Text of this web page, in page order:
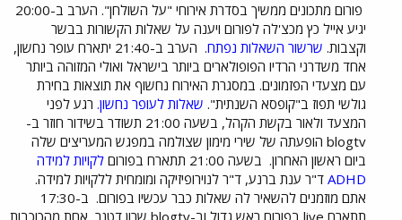
פורום מתכונים ממשיך בסדרת אירוחי "על השולחן". הערב ב-20:00
יגיע אייל כץ מכצ'לה לפורום ויענה על שאלות הקשורות בבשר
וקצבות. שרשור השאלות נפתח.
הערב ב-21:40 יתארח עופר נחשון,
אחד משדרני הרדיו הפופולארים ביותר בישראל ואולי המזוהה ביותר
עם מצעדי הפזמונים. במסגרת האירוח נחשוף את תוצאות בחירת
גולשי תפוז ב"קופסא השנתית". שאלות לעופר נחשון. רגע לפני
המצעד ולאור בקשת הקהל, בשעה 21:00 תשודר בשידור חוזר ב-
blogtv הופעתה של שירי מימון שצולמה במפגש המעריצים שלה
ביום ראשון האחרון. בשעה 21:00 תתארח בפורום
לקויות למידה
ADHD ד"ר ענת ברנע, ד"ר לנוירופיזיקה ומומחית ללקויות למידה.
אתם מוזמנים להשאיר לה שאלות כבר עכשיו בפורום.
ב-17:30
תתארח live בפורום ראש גדול וב-blogtv שרון דטנר, אחת מהכוכבות